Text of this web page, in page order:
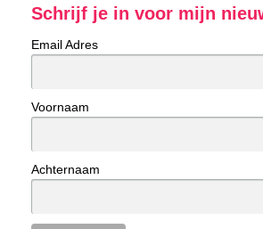
Schrijf je in voor mijn
Email Adres
Voornaam
Achternaam